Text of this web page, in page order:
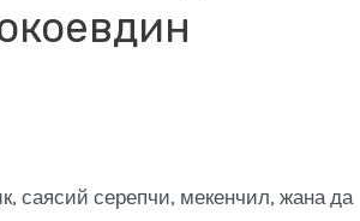
саясий серепчи, мекенчил, жана да